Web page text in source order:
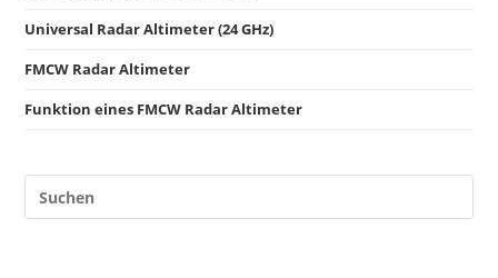
Universal Radar Altimeter (24 GHz)
FMCW Radar Altimeter
Funktion eines FMCW Radar Altimeter